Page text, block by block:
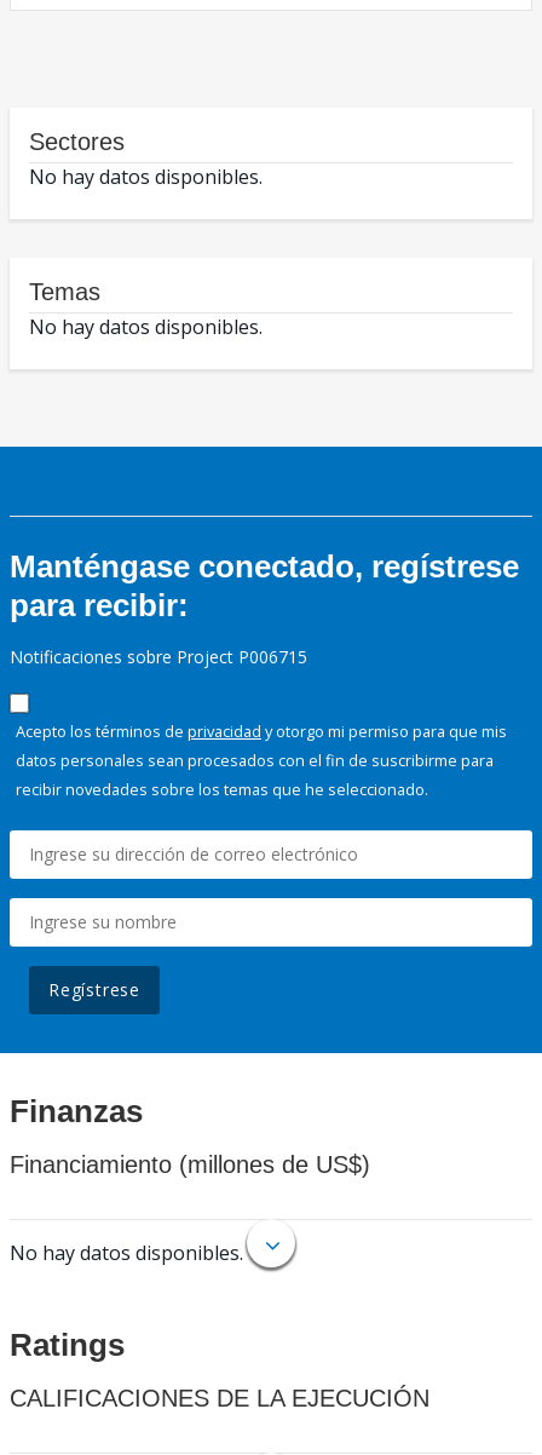
Sectores
No hay datos disponibles.
Temas
No hay datos disponibles.
Manténgase conectado, regístrese
para recibir:
Notificaciones sobre Project P006715
Acepto los términos de privacidad y otorgo mi permiso para que mis
datos personales sean procesados con el fin de suscribirme para
recibir novedades sobre los temas que he seleccionado.
Regístrese
Finanzas
Financiamiento (millones de US$)
No hay datos disponibles.
Ratings
CALIFICACIONES DE LA EJECUCIÓN